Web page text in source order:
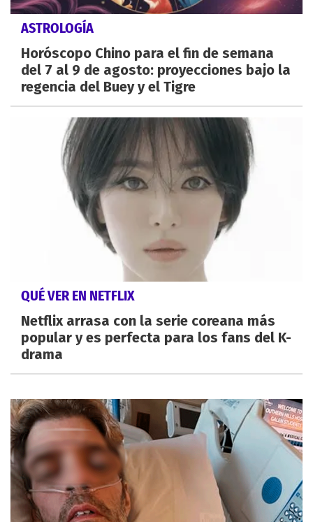
ASTROLOGÍA
Horóscopo Chino para el fin de semana
del 7 al 9 de agosto: proyecciones bajo la
regencia del Buey y el Tigre
QUÉ VER EN NETFLIX
Netflix arrasa con la serie coreana más
popular y es perfecta para los fans del K-
drama